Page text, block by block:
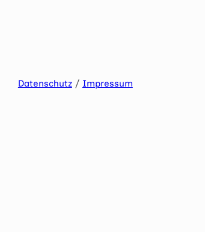
Datenschutz/ Impressum